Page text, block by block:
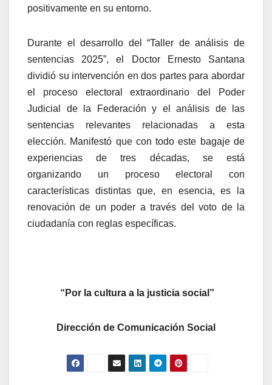
positivamente en su entorno.
Durante el desarrollo del “Taller deanálisis de
sentencias 2025”,el Doctor
Ernesto Santana
dividió su intervención en dos partes para abordar
el proceso electoral extraordinario del Poder
Judicial de la Federación y el análisis de las
sentencias relevantes relacionadas a esta
elección. Manifestó que con todo este bagaje de
experiencias de tres décadas, se está
organizando un proceso electoral con
características distintas que, en esencia, es la
renovación de un poder a través del voto de la
ciudadanía con reglas específicas.
“Por la cultura a la justicia social”
Dirección de Comunicación Social